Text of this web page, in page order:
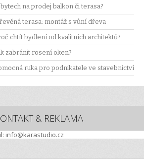
na prodej balkon či terasa?
terasa: montáž s vůní dřeva
chtít bydlení od kvalitních architektů?
zabránit rosení oken?
ruka pro podnikatele ve stavebnictví
& REKLAMA
info@karastudio.cz